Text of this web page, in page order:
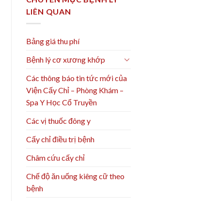
LIÊN QUAN
Bảng giá thu phí
Bệnh lý cơ xương khớp
Các thông báo tin tức mới của
Viện Cấy Chỉ – Phòng Khám –
Spa Y Học Cổ Truyền
Các vị thuốc đông y
Cấy chỉ điều trị bệnh
Châm cứu cấy chỉ
Chế độ ăn uống kiêng cữ theo
bệnh